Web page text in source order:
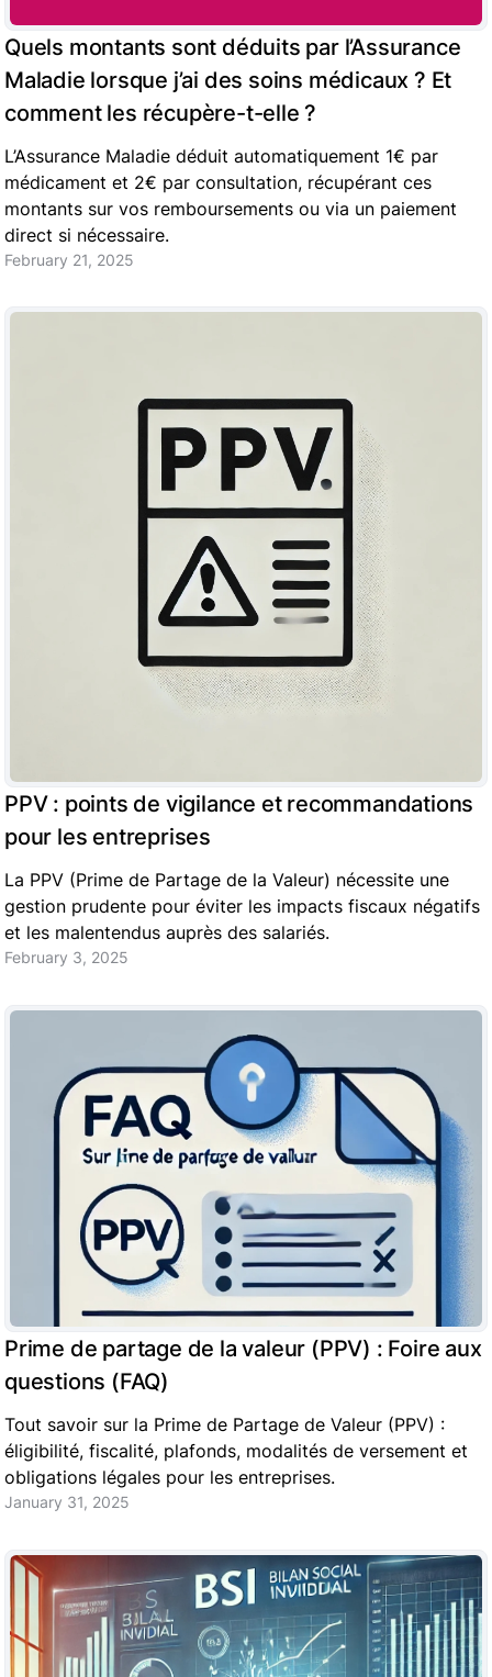
Quels montants sont déduits par l’Assurance
Maladie lorsque j’ai des soins médicaux ? Et
comment les récupère-t-elle ?
L’Assurance Maladie déduit automatiquement 1€ par
médicament et 2€ par consultation, récupérant ces
montants sur vos remboursements ou via un paiement
direct si nécessaire.
February 21, 2025
PPV : points de vigilance et recommandations
pour les entreprises
La PPV (Prime de Partage de la Valeur) nécessite une
gestion prudente pour éviter les impacts fiscaux négatifs
et les malentendus auprès des salariés.
February 3, 2025
Prime de partage de la valeur (PPV) : Foire aux
questions (FAQ)
Tout savoir sur la Prime de Partage de Valeur (PPV) :
éligibilité, fiscalité, plafonds, modalités de versement et
obligations légales pour les entreprises.
January 31, 2025